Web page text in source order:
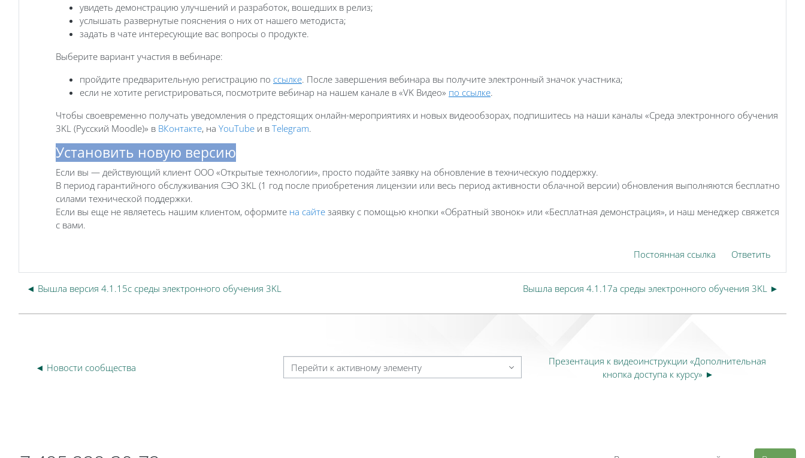
увидеть демонстрацию улучшений и разработок, вошедших в релиз;
услышать развернутые пояснения о них от нашего методиста;
задать в чате интересующие вас вопросы о продукте.
Выберите вариант участия в вебинаре:
пройдите предварительную регистрацию по ссылке. После завершения вебинара вы получите электронный значок участника;
если не хотите регистрироваться, посмотрите вебинар на нашем канале в «VK Видео» по ссылке.
Чтобы своевременно получать уведомления о предстоящих онлайн-мероприятиях и новых видеообзорах, подпишитесь на наши каналы «Среда электронного обучения
3KL (Русский Moodle)» в ВКонтакте, на YouTube и в Telegram.
Установить новую версию
Если вы — действующий клиент ООО «Открытые технологии», просто подайте заявку на обновление в техническую поддержку.
В период гарантийного обслуживания СЭО 3KL (1 год после приобретения лицензии или весь период активности облачной версии) обновления выполняются бесплатно
силами технической поддержки.
Если вы еще не являетесь нашим клиентом, оформите на сайте заявку с помощью кнопки «Обратный звонок» или «Бесплатная демонстрация», и наш менеджер свяжется
с вами.
Постоянная ссылка Ответить
◄ Вышла версия 4.1.15c среды электронного обучения 3KL Вышла версия 4.1.17a среды электронного обучения 3KL ►
◄ Новости сообщества Перейти к активному элементу
Презентация к видеоинструкции «Дополнительная
кнопка доступа к курсу» ►